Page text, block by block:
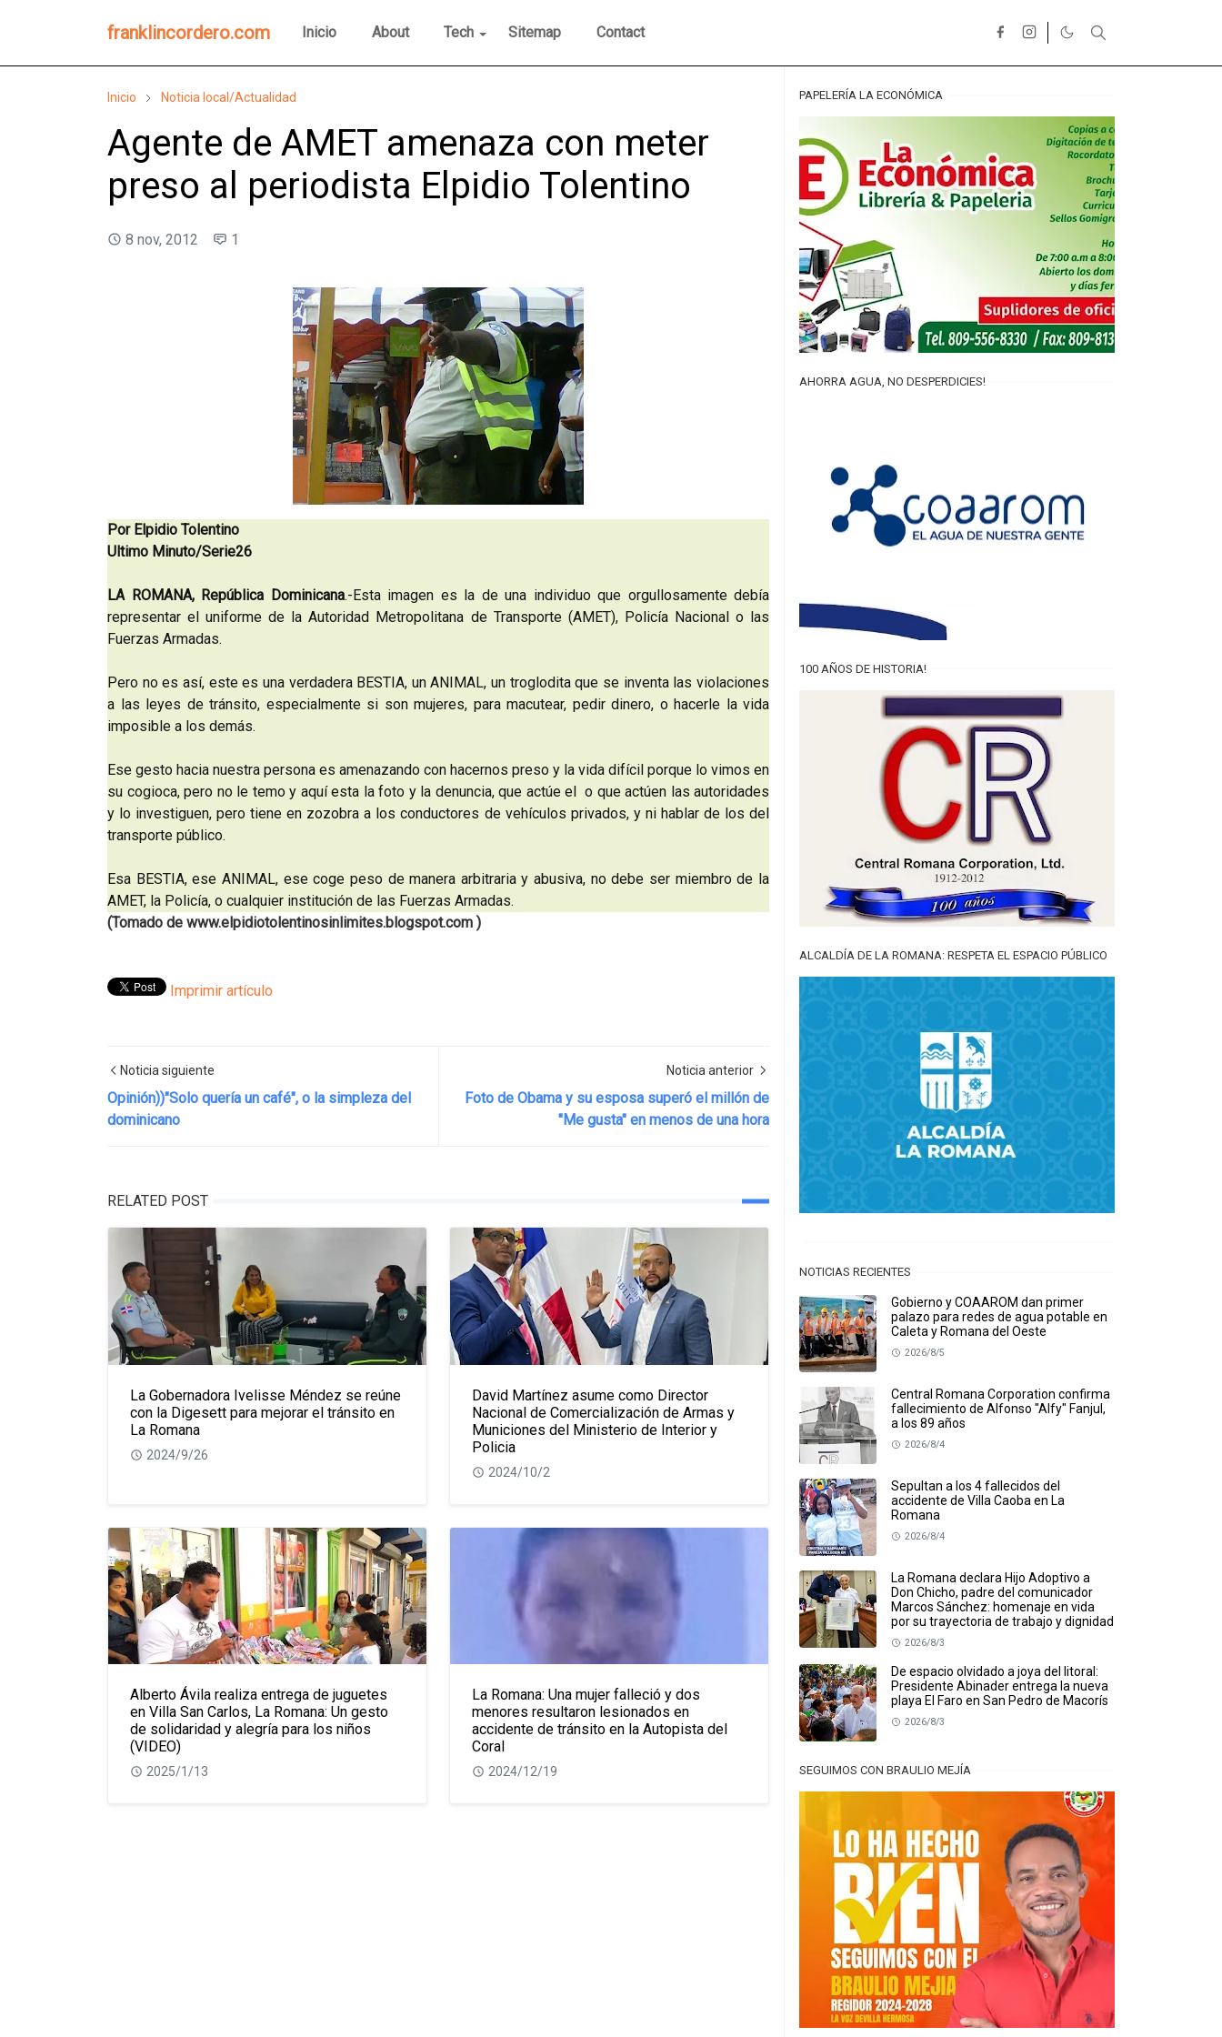
franklincordero.com Inicio About Tech Sitemap Contact
Inicio Noticia local/Actualidad
Agente de AMET amenaza con meter
preso al periodista Elpidio Tolentino
8 nov, 2012 1
Por Elpidio Tolentino
Ultimo Minuto/Serie26
LA ROMANA, República Dominicana.-Esta imagen es la de una individuo que orgullosamente debía
representar el uniforme de la Autoridad Metropolitana de Transporte (AMET), Policía Nacional o las
Fuerzas Armadas.
Pero no es así, este es una verdadera BESTIA, un ANIMAL, un troglodita que se inventa las violaciones
a las leyes de tránsito, especialmente si son mujeres, para macutear, pedir dinero, o hacerle la vida
imposible a los demás.
Ese gesto hacia nuestra persona es amenazando con hacernos preso y la vida difícil porque lo vimos en
su cogioca, pero no le temo y aquí esta la foto y la denuncia, que actúe el o que actúen las autoridades
y lo investiguen, pero tiene en zozobra a los conductores de vehículos privados, y ni hablar de los del
transporte público.
Esa BESTIA, ese ANIMAL, ese coge peso de manera arbitraria y abusiva, no debe ser miembro de la
AMET, la Policía, o cualquier institución de las Fuerzas Armadas.
(Tomado de www.elpidiotolentinosinlimites.blogspot.com )
Imprimir artículo
Noticia siguiente
Opinión))"Solo quería un café", o la simpleza del
dominicano
Noticia anterior
Foto de Obama y su esposa superó el millón de
"Me gusta" en menos de una hora
RELATED POST
La Gobernadora Ivelisse Méndez se reúne
con la Digesett para mejorar el tránsito en
La Romana
2024/9/26
David Martínez asume como Director
Nacional de Comercialización de Armas y
Municiones del Ministerio de Interior y
Policia
2024/10/2
Alberto Ávila realiza entrega de juguetes
en Villa San Carlos, La Romana: Un gesto
de solidaridad y alegría para los niños
(VIDEO)
2025/1/13
La Romana: Una mujer falleció y dos
menores resultaron lesionados en
accidente de tránsito en la Autopista del
Coral
2024/12/19
PAPELERÍA LA ECONÓMICA
AHORRA AGUA, NO DESPERDICIES!
100 AÑOS DE HISTORIA!
ALCALDÍA DE LA ROMANA: RESPETA EL ESPACIO PÚBLICO
NOTICIAS RECIENTES
Gobierno y COAAROM dan primer
palazo para redes de agua potable en
Caleta y Romana del Oeste
2026/8/5
Central Romana Corporation confirma
fallecimiento de Alfonso "Alfy" Fanjul,
a los 89 años
2026/8/4
Sepultan a los 4 fallecidos del
accidente de Villa Caoba en La
Romana
2026/8/4
La Romana declara Hijo Adoptivo a
Don Chicho, padre del comunicador
Marcos Sánchez: homenaje en vida
por su trayectoria de trabajo y dignidad
2026/8/3
De espacio olvidado a joya del litoral:
Presidente Abinader entrega la nueva
playa El Faro en San Pedro de Macorís
2026/8/3
SEGUIMOS CON BRAULIO MEJÍA